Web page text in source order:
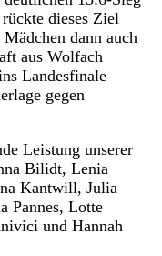
dieses Ziel
dann auch
aus Wolfach
Landesfinale
gegen
Leistung unserer
Bilidt, Lenia
Kantwill, Julia
Pannes, Lotte
und Hannah